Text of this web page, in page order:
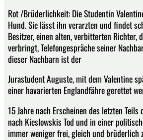
Rot /Brüderlichkeit: Die Studentin
Hund. Sie lässt ihn verarzten und findet
Besitzer, einen alten, verbitterten Richter,
verbringt, Telefongespräche seiner
dieser Nachbarn ist der
Jurastudent Auguste, mit dem Valentine
einer havarierten Englandfähre gerettet
15 Jahre nach Erscheinen des letzten Teils
nach Kieslowskis Tod und in einer
immer weniger frei, gleich und brüderlich